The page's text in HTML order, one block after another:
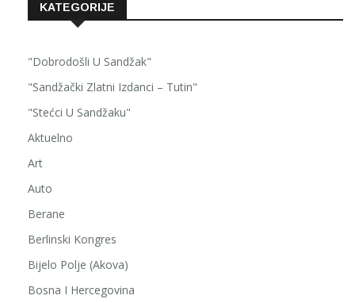
KATEGORIJE
"Dobrodošli U Sandžak"
"Sandžački Zlatni Izdanci – Tutin"
"Stećci U Sandžaku"
Aktuelno
Art
Auto
Berane
Berlinski Kongres
Bijelo Polje (Akova)
Bosna I Hercegovina